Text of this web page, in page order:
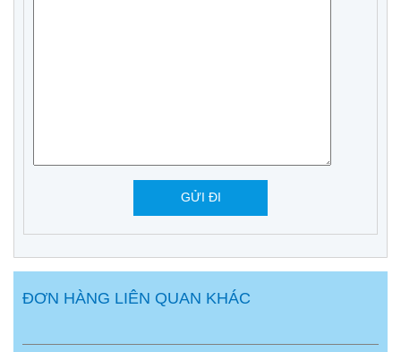
ĐƠN HÀNG LIÊN QUAN KHÁC